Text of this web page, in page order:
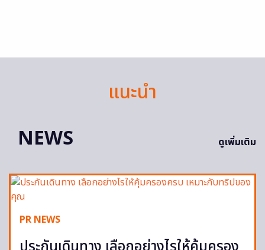
แนะนำ
NEWS
ดูเพิ่มเติม
PR NEWS